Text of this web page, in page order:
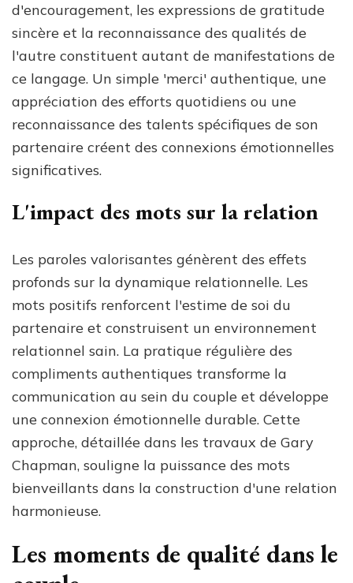
d'encouragement, les expressions de gratitude
sincère et la reconnaissance des qualités de
l'autre constituent autant de manifestations de
ce langage. Un simple 'merci' authentique, une
appréciation des efforts quotidiens ou une
reconnaissance des talents spécifiques de son
partenaire créent des connexions émotionnelles
significatives.
L'impact des mots sur la relation
Les paroles valorisantes génèrent des effets
profonds sur la dynamique relationnelle. Les
mots positifs renforcent l'estime de soi du
partenaire et construisent un environnement
relationnel sain. La pratique régulière des
compliments authentiques transforme la
communication au sein du couple et développe
une connexion émotionnelle durable. Cette
approche, détaillée dans les travaux de Gary
Chapman, souligne la puissance des mots
bienveillants dans la construction d'une relation
harmonieuse.
Les moments de qualité dans le